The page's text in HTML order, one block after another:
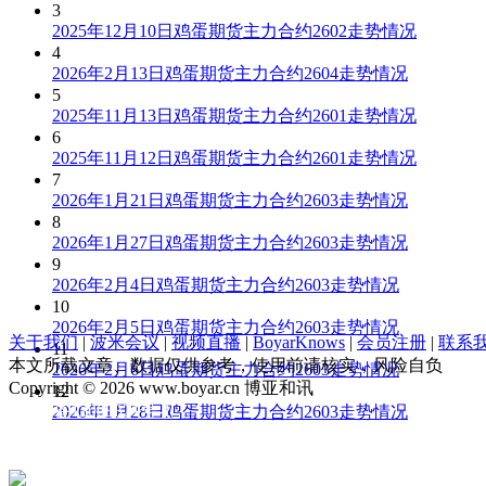
3
2025年12月10日鸡蛋期货主力合约2602走势情况
4
2026年2月13日鸡蛋期货主力合约2604走势情况
5
2025年11月13日鸡蛋期货主力合约2601走势情况
6
2025年11月12日鸡蛋期货主力合约2601走势情况
7
2026年1月21日鸡蛋期货主力合约2603走势情况
8
2026年1月27日鸡蛋期货主力合约2603走势情况
9
2026年2月4日鸡蛋期货主力合约2603走势情况
10
2026年2月5日鸡蛋期货主力合约2603走势情况
11
2026年2月6日鸡蛋期货主力合约2603走势情况
12
2026年1月28日鸡蛋期货主力合约2603走势情况
关于我们 | 波米会议 |视频直播 | BoyarKnows | 会员注册 | 联系
本文所载文章、数据仅供参考，使用前请核实，风险自负
Copyright © 2026 www.boyar.cn 博亚和讯
京ICP备13008321号-1